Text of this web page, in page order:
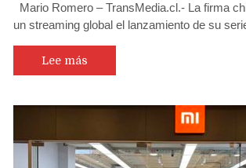
Mario Romero – TransMedia.cl.- La firma
un streaming global el lanzamiento de su
Lee más